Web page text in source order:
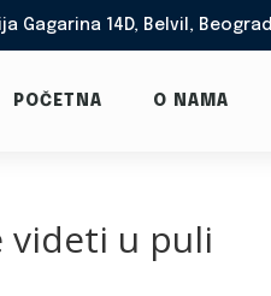
Gagarina 14D, Belvil, Beograd
POČETNA O NAMA
videti u puli